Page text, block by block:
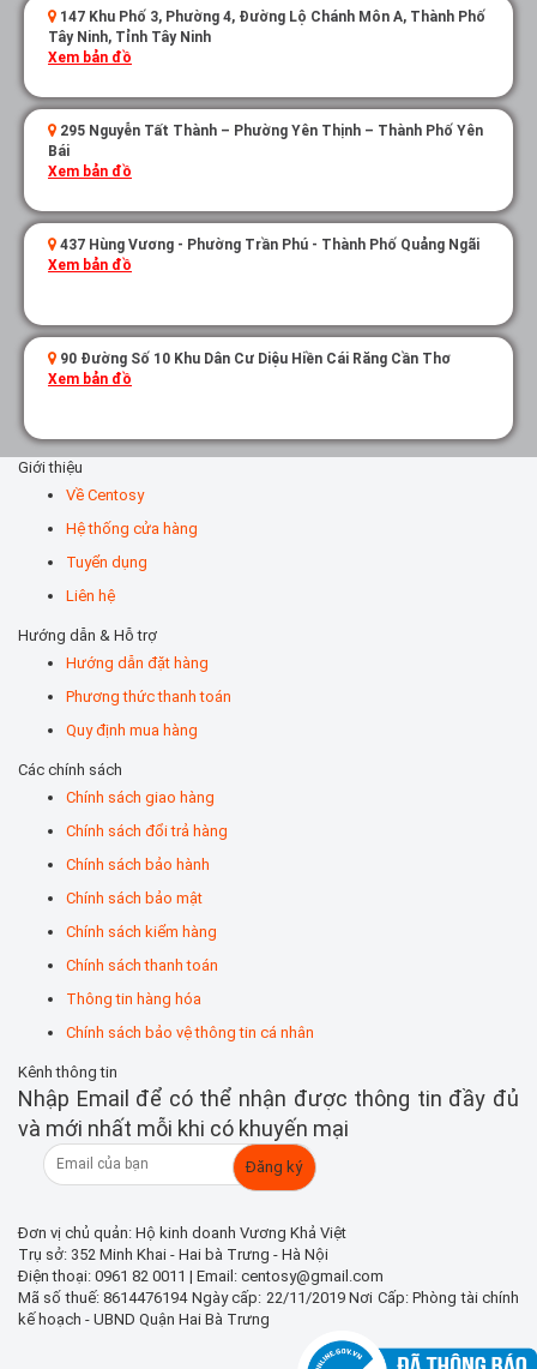
147 Khu Phố 3, Phường 4, Đường Lộ Chánh Môn A, Thành Phố
Tây Ninh, Tỉnh Tây Ninh
Xem bản đồ
295 Nguyễn Tất Thành – Phường Yên Thịnh – Thành Phố Yên
Bái
Xem bản đồ
437 Hùng Vương - Phường Trần Phú - Thành Phố Quảng Ngãi
Xem bản đồ
90 Đường Số 10 Khu Dân Cư Diệu Hiền Cái Răng Cần Thơ
Xem bản đồ
Giới thiệu
Về Centosy
Hệ thống cửa hàng
Tuyển dụng
Liên hệ
Hướng dẫn & Hỗ trợ
Hướng dẫn đặt hàng
Phương thức thanh toán
Quy định mua hàng
Các chính sách
Chính sách giao hàng
Chính sách đổi trả hàng
Chính sách bảo hành
Chính sách bảo mật
Chính sách kiểm hàng
Chính sách thanh toán
Thông tin hàng hóa
Chính sách bảo vệ thông tin cá nhân
Kênh thông tin
Nhập Email để có thể nhận được thông tin đầy đủ
và mới nhất mỗi khi có khuyến mại
Đơn vị chủ quản: Hộ kinh doanh Vương Khả Việt
Trụ sở: 352 Minh Khai - Hai bà Trưng - Hà Nội
Điện thoại: 0961 82 0011 | Email: centosy@gmail.com
Mã số thuế: 8614476194 Ngày cấp: 22/11/2019 Nơi Cấp: Phòng tài chính
kế hoạch - UBND Quận Hai Bà Trưng